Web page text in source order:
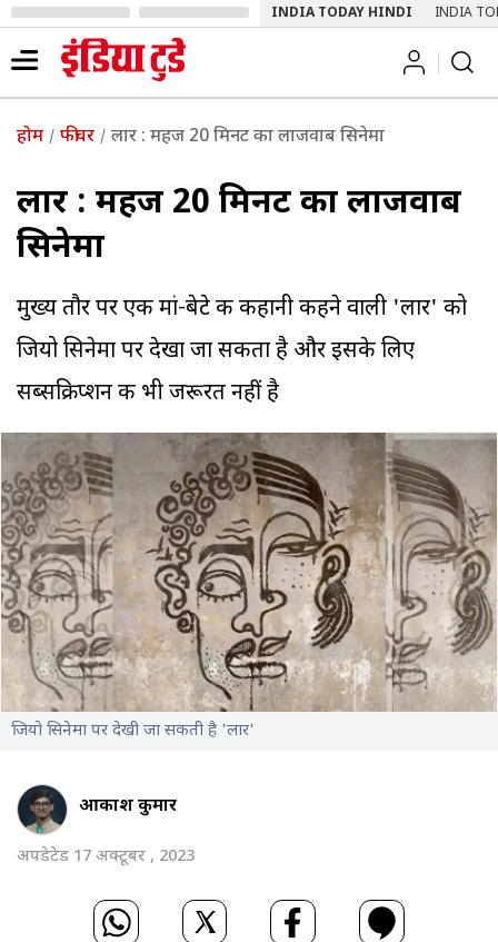
INDIA TODAY HINDI INDIA
होम फीचर लार : महज 20 मिनट का लाजवाब सिनेमा
लार : महज 20 मिनट का लाजवाब
सिनेमा
मुख्य तौर पर एक मां-बेटे की कहानी कहने वाली 'लार' को
जियो सिनेमा पर देखा जा सकता है और इसके लिए
सब्सक्रिप्शन की भी जरूरत नहीं है
जियो सिनेमा पर देखी जा सकती है 'लार'
आकाश कुमार
अपडेटेड 17 अक्टूबर , 2023